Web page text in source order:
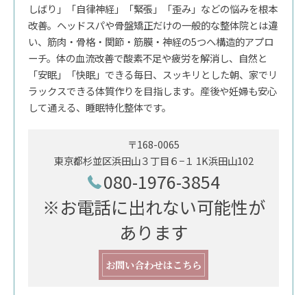
しばり」「自律神経」「緊張」「歪み」などの悩みを根本
改善。ヘッドスパや骨盤矯正だけの一般的な整体院とは違
い、筋肉・骨格・関節・筋膜・神経の5つへ構造的アプロ
ーチ。体の血流改善で酸素不足や疲労を解消し、自然と
「安眠」「快眠」できる毎日、スッキリとした朝、家でリ
ラックスできる体質作りを目指します。産後や妊婦も安心
して通える、睡眠特化整体です。
〒168-0065
東京都杉並区浜田山３丁目６−１ 1K浜田山102
080-1976-3854
※お電話に出れない可能性が
あります
お問い合わせはこちら